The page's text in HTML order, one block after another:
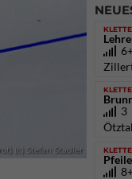
(c) Stefan Stadler